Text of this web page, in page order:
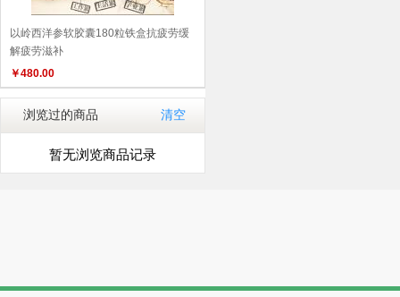
以岭西洋参软胶囊180粒铁盒抗疲劳缓
解疲劳滋补
￥480.00
浏览过的商品 清空
暂无浏览商品记录